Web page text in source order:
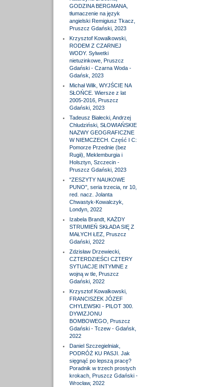
GODZINA BERGMANA,
tłumaczenie na język
angielski Remigiusz Tkacz,
Pruszcz Gdański, 2023
Krzysztof Kowalkowski,
RODEM Z CZARNEJ
WODY. Sylwetki
nietuzinkowe, Pruszcz
Gdański - Czarna Woda -
Gdańsk, 2023
Michał Wilk, WYJŚCIE NA
SŁOŃCE. Wiersze z lat
2005-2016, Pruszcz
Gdański, 2023
Tadeusz Białecki, Andrzej
Chludziński, SŁOWIAŃSKIE
NAZWY GEOGRAFICZNE
W NIEMCZECH. Część I C:
Pomorze Przednie (bez
Rugii), Meklemburgia i
Holsztyn, Szczecin -
Pruszcz Gdański, 2023
"ZESZYTY NAUKOWE
PUNO", seria trzecia, nr 10,
red. nacz. Jolanta
Chwastyk-Kowalczyk,
Londyn, 2022
Izabela Brandt, KAŻDY
STRUMIEŃ SKŁADA SIĘ Z
MAŁYCH ŁEZ, Pruszcz
Gdański, 2022
Zdzisław Drzewiecki,
CZTERDZIEŚCI CZTERY
SYTUACJE INTYMNE z
wojną w tle, Pruszcz
Gdański, 2022
Krzysztof Kowalkowski,
FRANCISZEK JÓZEF
CHYLEWSKI - PILOT 300.
DYWIZJONU
BOMBOWEGO, Pruszcz
Gdański - Tczew - Gdańsk,
2022
Daniel Szczegielniak,
PODRÓŻ KU PASJI. Jak
sięgnąć po lepszą pracę?
Poradnik w trzech prostych
krokach, Pruszcz Gdański -
Wrocław, 2022